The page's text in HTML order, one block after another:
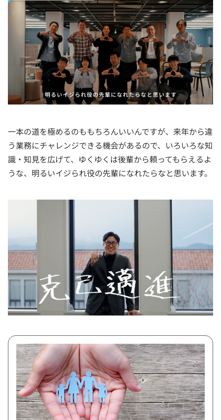
一本の道を極めるのももちろんいいんですが、来年から違
う業務にチャレンジできる機会があるので、いろいろな知
識・知見を広げて、ゆくゆくは後輩から頼ってもらえるよ
うな、明るいイジられ役の先輩になれたらなと思います。